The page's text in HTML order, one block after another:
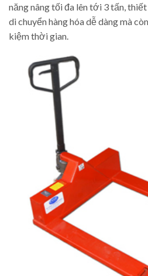
năng nâng tối đa lên tới 3 tấn,
di chuyển hàng hóa dễ dàng mà
kiệm thời gian.